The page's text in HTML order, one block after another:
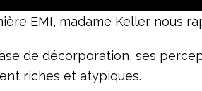
EMI, madame Keller nous
de décorporation, ses
riches et atypiques.